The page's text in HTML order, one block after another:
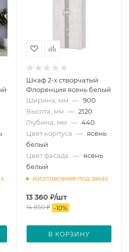
Шкаф 2-х створчатый
Флоренция ясень белый
Ширина, мм — 900
Высота, мм — 2120
Глубина, мм — 440
Цвет корпуса — ясень
белый
Цвет фасада — ясень
белый
изготовление под заказ
13 360 ₽/шт
14 850₽ -10%
В КОРЗИНУ